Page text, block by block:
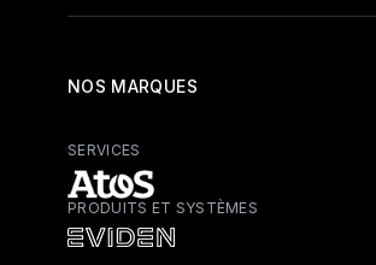
NOS MARQUES
SERVICES
Atos - Services
PRODUITS ET SYSTÈMES